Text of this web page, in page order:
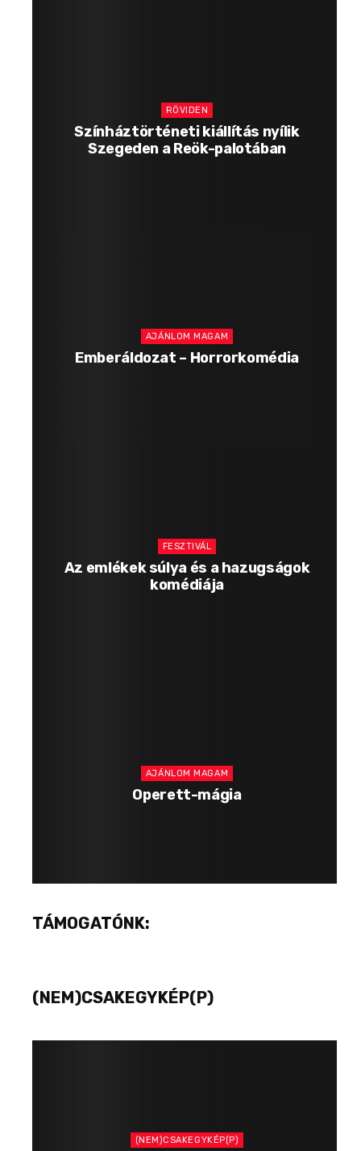
RÖVIDEN
Színháztörténeti kiállítás nyílik
Szegeden a Reök-palotában
AJÁNLOM MAGAM
Emberáldozat – Horrorkomédia
FESZTIVÁL
Az emlékek súlya és a hazugságok
komédiája
AJÁNLOM MAGAM
Operett-mágia
TÁMOGATÓNK:
(NEM)CSAKEGYKÉP(P)
(NEM)CSAKEGYKÉP(P)